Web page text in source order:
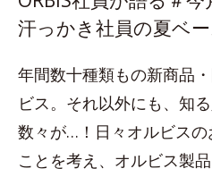
汗っかき社員の夏ベ
年間数十種類もの新商品
ビス。それ以外にも、知
数々が…！日々オルビス
ことを考え、オルビス製